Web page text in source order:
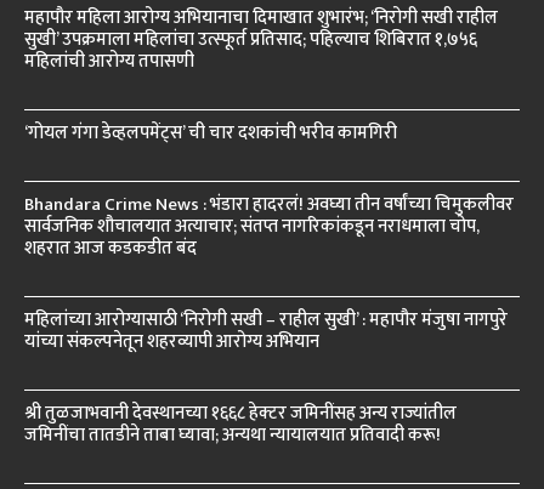
महापौर महिला आरोग्य अभियानाचा दिमाखात शुभारंभ; ‘निरोगी सखी राहील
सुखी’ उपक्रमाला महिलांचा उत्स्फूर्त प्रतिसाद; पहिल्याच शिबिरात १,७५६
महिलांची आरोग्य तपासणी
‘गोयल गंगा डेव्हलपमेंट्स’ ची चार दशकांची भरीव कामगिरी
Bhandara Crime News : भंडारा हादरलं! अवघ्या तीन वर्षांच्या चिमुकलीवर
सार्वजनिक शौचालयात अत्याचार; संतप्त नागरिकांकडून नराधमाला चोप,
शहरात आज कडकडीत बंद
महिलांच्या आरोग्यासाठी ‘निरोगी सखी – राहील सुखी’ : महापौर मंजुषा नागपुरे
यांच्या संकल्पनेतून शहरव्यापी आरोग्य अभियान
श्री तुळजाभवानी देवस्थानच्या १६६८ हेक्टर जमिनींसह अन्य राज्यांतील
जमिनींचा तातडीने ताबा घ्यावा; अन्यथा न्यायालयात प्रतिवादी करू!